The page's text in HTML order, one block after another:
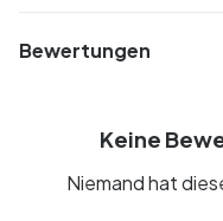
Bewertungen
Keine
Niemand hat